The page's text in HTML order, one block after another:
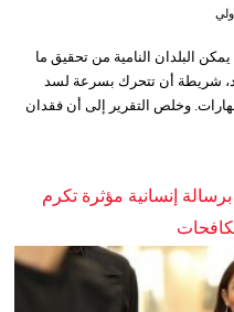
البلدان النامية من تحقيق ما
شريطة أن تتحرك بسرعة لسد
وخلص التقرير إلى أن فقدان
إنسانية مؤثرة تكرم